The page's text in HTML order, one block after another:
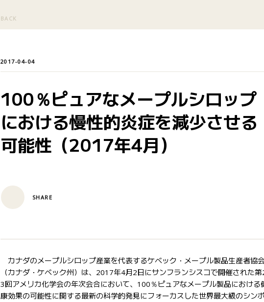
BACK
2017-04-04
100％ピュアなメープルシロップ
における慢性的炎症を減少させる
可能性（2017年4月）
SHARE
カナダのメープルシロップ産業を代表するケベック・メープル製品生産者協会
（カナダ・ケベック州）は、2017年4月2日にサンフランシスコで開催された第
3回アメリカ化学会の年次会合において、100％ピュアなメープル製品における
康効果の可能性に関する最新の科学的発見にフォーカスした世界最大級のシン